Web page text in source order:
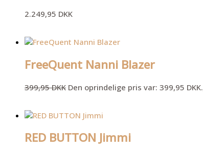
2.249,95 DKK
FreeQuent Nanni Blazer
399,95DKK Den oprindelige pris var: 399,95 DKK.
RED BUTTON Jimmi